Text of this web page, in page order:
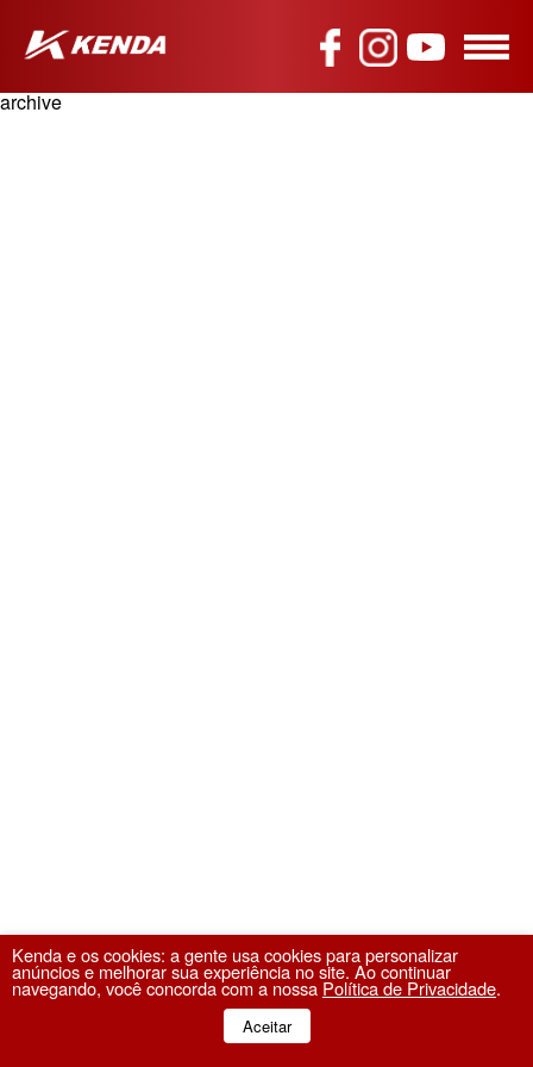
archive
Kenda e os cookies: a gente usa cookies para personalizar
anúncios e melhorar sua experiência no site. Ao continuar
navegando, você concorda com a nossa Política de Privacidade.
Aceitar